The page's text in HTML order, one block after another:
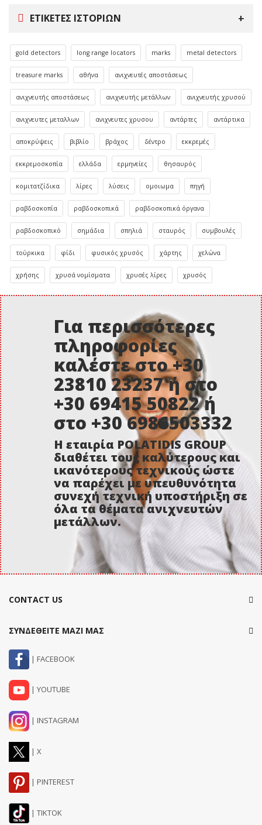
ΕΤΙΚΈΤΕΣ ΙΣΤΟΡΙΏΝ
gold detectors long range locators marks metal detectors
treasure marks αθήνα ανιχνευτές αποστάσεως
ανιχνευτής αποστάσεως ανιχνευτής μετάλλων ανιχνευτής χρυσού
ανιχνευτες μεταλλων ανιχνευτες χρυσου αντάρτες αντάρτικα
αποκρύψεις βιβλίο βράχος δέντρο εκκρεμές
εκκρεμοσκοπία ελλάδα ερμηνείες θησαυρός
κομιτατζίδικα λίρες λύσεις ομοιωμα πηγή
ραβδοσκοπία ραβδοσκοπικά ραβδοσκοπικά όργανα
ραβδοσκοπικό σημάδια σπηλιά σταυρός συμβουλές
τούρκικα φίδι φυσικός χρυσός χάρτης χελώνα
χρήσης χρυσά νομίσματα χρυσές λίρες χρυσός
Για περισσότερες
πληροφορίες
καλέστε στο +30
23810 23237 ή στο
+30 69415 50822 ή
στο +30 6986503332
Η εταιρία POLATIDIS GROUP
διαθέτει τους καλύτερους και
ικανότερους τεχνικούς ώστε
να παρέχει με υπευθυνότητα
συνεχή τεχνική υποστήριξη σε
όλα τα θέματα ανιχνευτών
μετάλλων.
CONTACT US
ΣΥΝΔΕΘΕΙΤΕ ΜΑΖΙ ΜΑΣ
| FACEBOOK
| YOUTUBE
| INSTAGRAM
| X
| PINTEREST
| TIKTOK